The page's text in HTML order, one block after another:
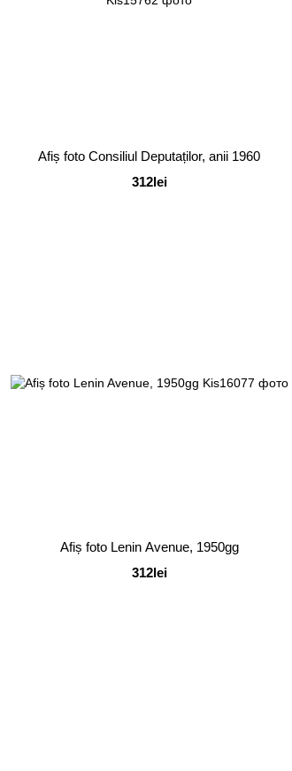
Afiș foto Consiliul Deputaților, anii 1960
312lei
Afiș foto Lenin Avenue, 1950gg
312lei